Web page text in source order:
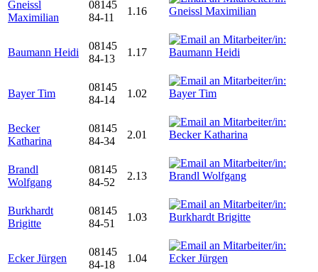
Gneissl
Maximilian
08145
84-11
1.16
Baumann Heidi
08145
84-13
1.17
Bayer Tim
08145
84-14
1.02
Becker
Katharina
08145
84-34
2.01
Brandl
Wolfgang
08145
84-52
2.13
Burkhardt
Brigitte
08145
84-51
1.03
Ecker Jürgen
08145
84-18
1.04